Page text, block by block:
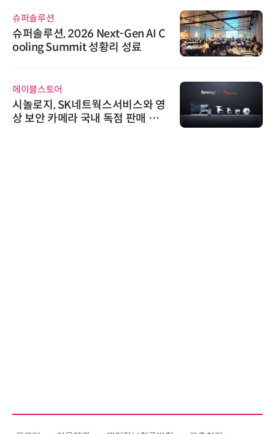
슈퍼솔루션
슈퍼솔루션, 2026 Next-Gen AI C
ooling Summit 성황리 성료
에이블스토어
시놀로지, SK네트웍스서비스와 영
상 보안 카메라 국내 독점 판매 파